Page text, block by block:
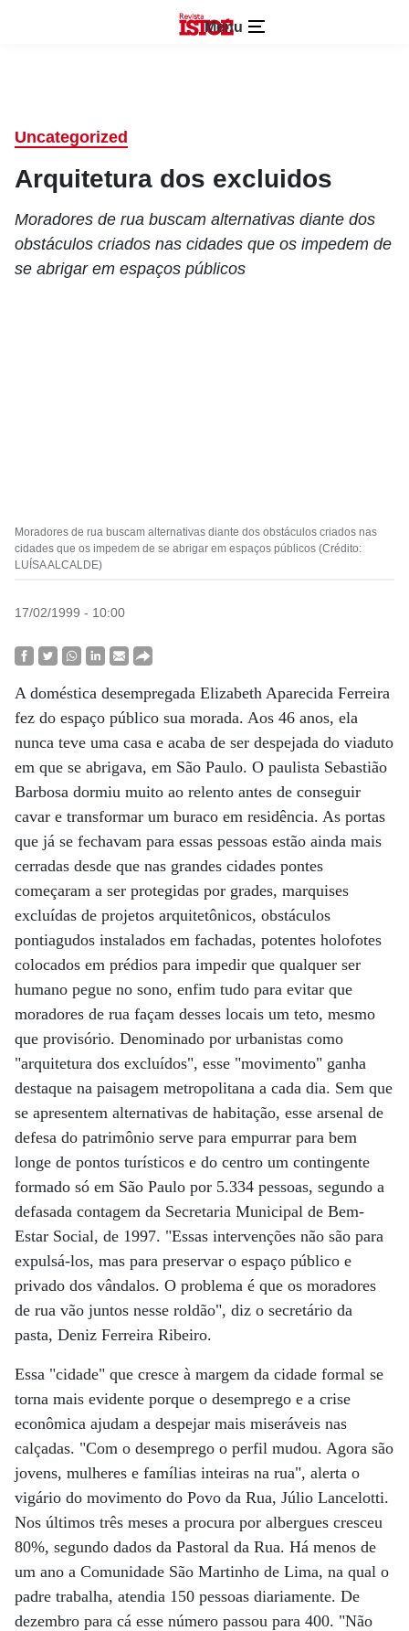
Menu
Uncategorized
Arquitetura dos excluidos
Moradores de rua buscam alternativas diante dos
obstáculos criados nas cidades que os impedem de
se abrigar em espaços públicos
Moradores de rua buscam alternativas diante dos obstáculos criados nas
cidades que os impedem de se abrigar em espaços públicos (Crédito:
LUÍSA ALCALDE)
17/02/1999 - 10:00
A doméstica desempregada Elizabeth Aparecida Ferreira
fez do espaço público sua morada. Aos 46 anos, ela
nunca teve uma casa e acaba de ser despejada do viaduto
em que se abrigava, em São Paulo. O paulista Sebastião
Barbosa dormiu muito ao relento antes de conseguir
cavar e transformar um buraco em residência. As portas
que já se fechavam para essas pessoas estão ainda mais
cerradas desde que nas grandes cidades pontes
começaram a ser protegidas por grades, marquises
excluídas de projetos arquitetônicos, obstáculos
pontiagudos instalados em fachadas, potentes holofotes
colocados em prédios para impedir que qualquer ser
humano pegue no sono, enfim tudo para evitar que
moradores de rua façam desses locais um teto, mesmo
que provisório. Denominado por urbanistas como
"arquitetura dos excluídos", esse "movimento" ganha
destaque na paisagem metropolitana a cada dia. Sem que
se apresentem alternativas de habitação, esse arsenal de
defesa do patrimônio serve para empurrar para bem
longe de pontos turísticos e do centro um contingente
formado só em São Paulo por 5.334 pessoas, segundo a
defasada contagem da Secretaria Municipal de Bem-
Estar Social, de 1997. "Essas intervenções não são para
expulsá-los, mas para preservar o espaço público e
privado dos vândalos. O problema é que os moradores
de rua vão juntos nesse roldão", diz o secretário da
pasta, Deniz Ferreira Ribeiro.
Essa "cidade" que cresce à margem da cidade formal se
torna mais evidente porque o desemprego e a crise
econômica ajudam a despejar mais miseráveis nas
calçadas. "Com o desemprego o perfil mudou. Agora são
jovens, mulheres e famílias inteiras na rua", alerta o
vigário do movimento do Povo da Rua, Júlio Lancelotti.
Nos últimos três meses a procura por albergues cresceu
80%, segundo dados da Pastoral da Rua. Há menos de
um ano a Comunidade São Martinho de Lima, na qual o
padre trabalha, atendia 150 pessoas diariamente. De
dezembro para cá esse número passou para 400. "Não